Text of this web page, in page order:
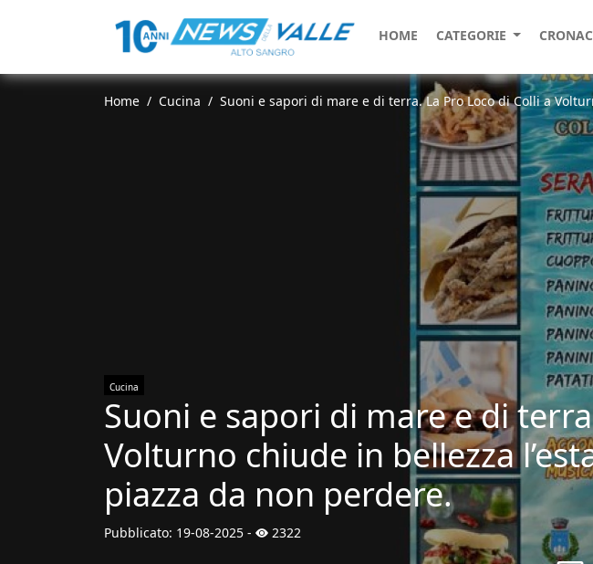
HOME CATEGORIE
Home Cucina Suoni e sapori di mare e di terra. La Pro Loco di Colli a
Cucina
Suoni e sapori di mare e di
Volturno chiude in bellezza
piazza da non perdere.
Pubblicato: 19-08-2025 - 2322